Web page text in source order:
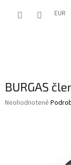
EUR
BURGAS
Priemerné
Neohodnotené